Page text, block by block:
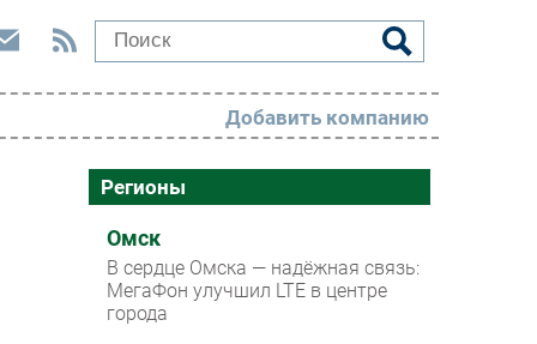
РАЗДЕЛЫ
Новости
Аналитика
Интервью
Добавить компанию
Регионы
Омск
В сердце Омска — надёжная связь:
МегаФон улучшил LTE в центре
города